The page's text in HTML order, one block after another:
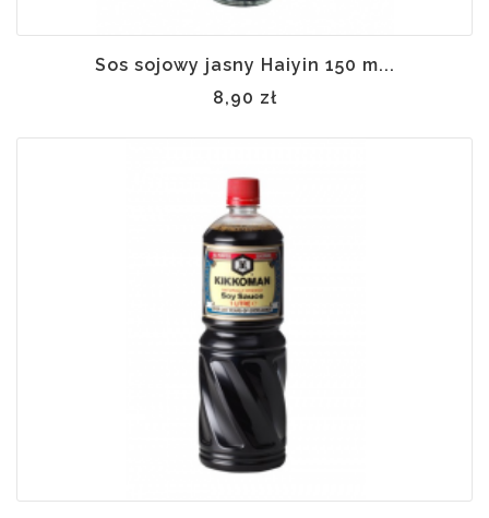
Sos sojowy jasny Haiyin 150 m...
8,90 zł